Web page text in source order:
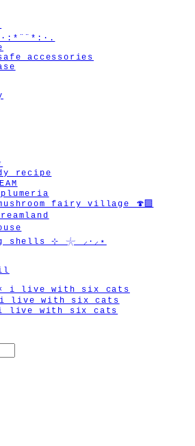
accessories
recipe
fairy village 🍄‍🟫
shells ⊹ 𓇼 ⸝·⸝⋆
× i live with six cats
i live with six cats
live with six cats